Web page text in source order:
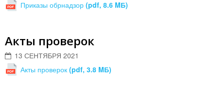
Приказы обрнадзор (pdf, 8.6 MБ)
Акты проверок
13 СЕНТЯБРЯ 2021
Акты проверок (pdf, 3.8 MБ)